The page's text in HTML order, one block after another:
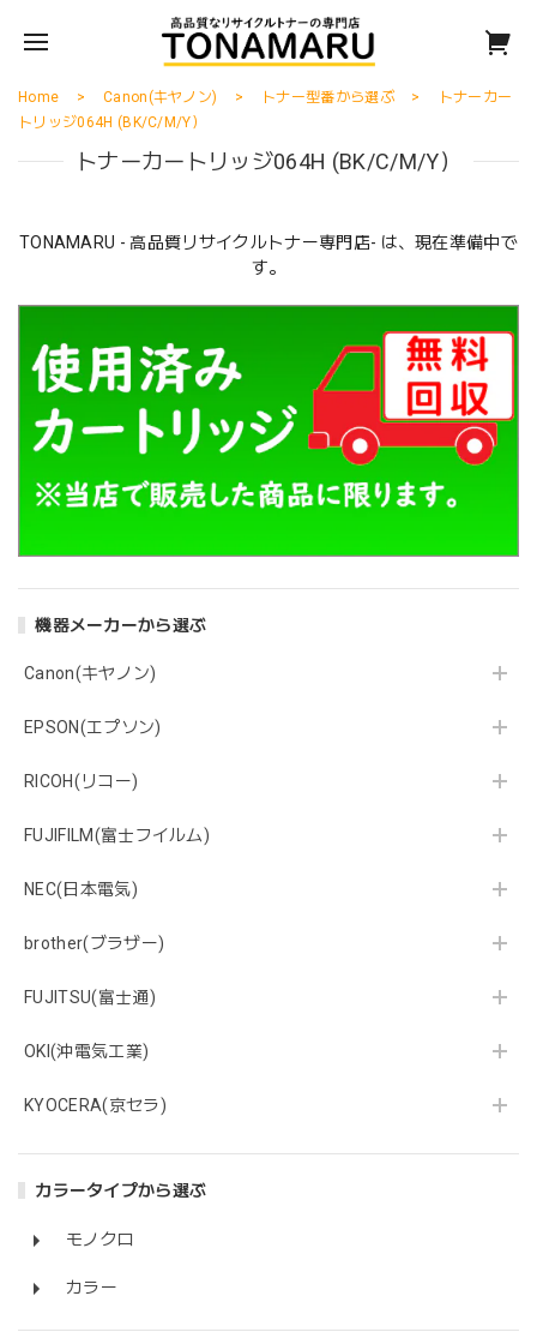
機器メーカーから選ぶ
Canon(キヤノン)
EPSON(エプソン)
RICOH(リコー)
FUJIFILM(富士フイルム)
NEC(日本電気)
brother(ブラザー)
FUJITSU(富士通)
OKI(沖電気工業)
KYOCERA(京セラ)
カラータイプから選ぶ
モノクロ
カラー
Home Canon(キヤノン) トナー型番から選ぶ
トナーカー
トリッジ064H (BK/C/M/Y）
トナーカートリッジ064H (BK/C/M/Y）
TONAMARU - 高品質リサイクルトナー専門店- は、現在準備中で
す。